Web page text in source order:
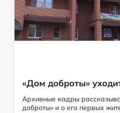
«Дом доброты»
Архивные кадры
доброты» и о его первых